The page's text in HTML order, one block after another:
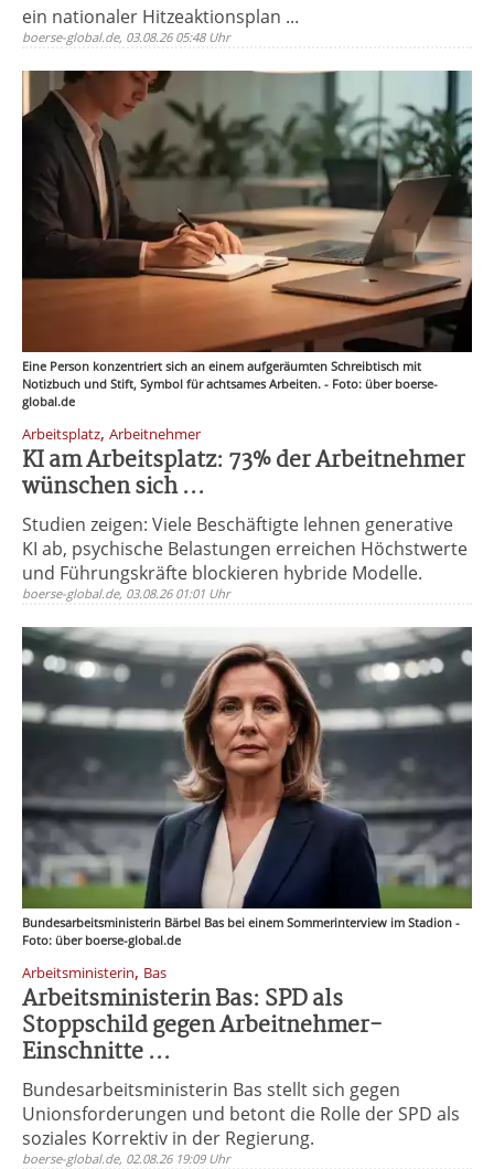
ein nationaler Hitzeaktionsplan ...
boerse-global.de, 03.08.26 05:48 Uhr
Eine Person konzentriert sich an einem aufgeräumten Schreibtisch mit
Notizbuch und Stift, Symbol für achtsames Arbeiten. - Foto: über boerse-
global.de
Arbeitsplatz, Arbeitnehmer
KI am Arbeitsplatz: 73% der Arbeitnehmer
wünschen sich ...
Studien zeigen: Viele Beschäftigte lehnen generative
KI ab, psychische Belastungen erreichen Höchstwerte
und Führungskräfte blockieren hybride Modelle.
boerse-global.de, 03.08.26 01:01 Uhr
Bundesarbeitsministerin Bärbel Bas bei einem Sommerinterview im Stadion -
Foto: über boerse-global.de
Arbeitsministerin, Bas
Arbeitsministerin Bas: SPD als
Stoppschild gegen Arbeitnehmer-
Einschnitte ...
Bundesarbeitsministerin Bas stellt sich gegen
Unionsforderungen und betont die Rolle der SPD als
soziales Korrektiv in der Regierung.
boerse-global.de, 02.08.26 19:09 Uhr